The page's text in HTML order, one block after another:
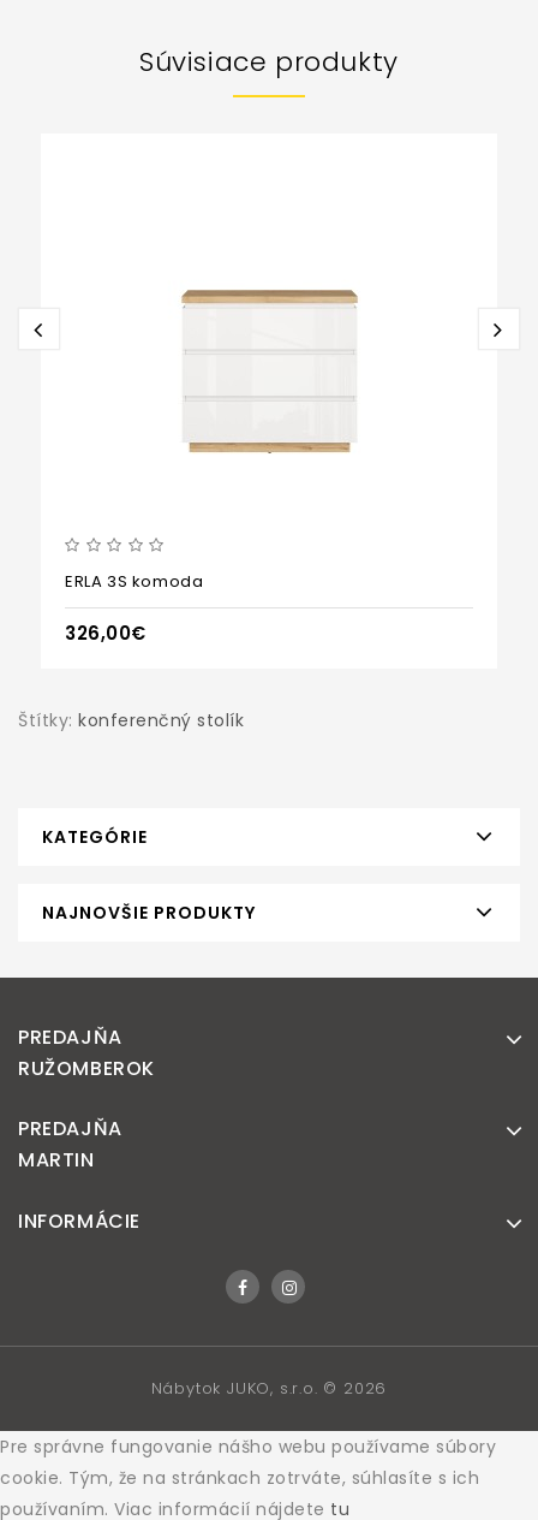
Súvisiace produkty
ERLA 3S komoda
326,00€
Štítky: konferenčný stolík
KATEGÓRIE
NAJNOVŠIE PRODUKTY
PREDAJŇA
RUŽOMBEROK
PREDAJŇA
MARTIN
INFORMÁCIE
Nábytok JUKO, s.r.o. © 2026
Pre správne fungovanie nášho webu používame súbory
cookie. Tým, že na stránkach zotrváte, súhlasíte s ich
používaním. Viac informácií nájdete tu